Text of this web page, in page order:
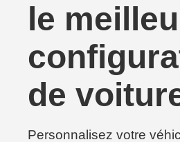
le
de
Personnalisez votre